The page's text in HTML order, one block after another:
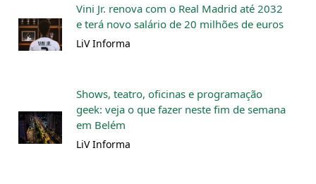
Vini Jr. renova com o Real Madrid até 2032
e terá novo salário de 20 milhões de euros
LiV Informa
Shows, teatro, oficinas e programação
geek: veja o que fazer neste fim de semana
em Belém
LiV Informa